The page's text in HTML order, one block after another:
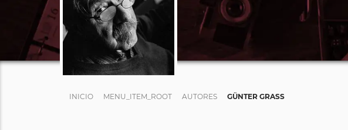
INICIO MENU_ITEM_ROOT AUTORES GÜNTER GRASS